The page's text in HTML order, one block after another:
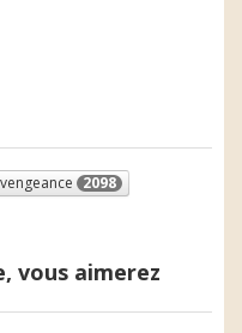
vengeance 2098
vous aimerez